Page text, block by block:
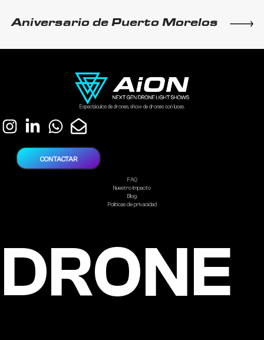
Aniversario de Puerto Morelos
Espectáculos de drones, show de drones con luces.
FAQ
Nuestro Impacto
Blog
Politicas de privacidad
CONTACTAR
DRONE